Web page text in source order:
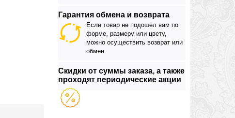
Гарантия обмена и возврата
Если товар не подошёл вам по
форме, размеру или цвету,
можно осуществить возврат или
обмен
Скидки от суммы заказа, а также
проходят периодические акции